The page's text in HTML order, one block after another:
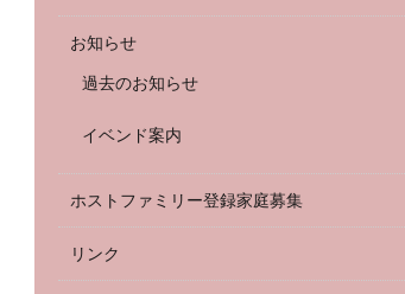
お知らせ
過去のお知らせ
イベンド案内
ホストファミリー登録家庭募集
リンク